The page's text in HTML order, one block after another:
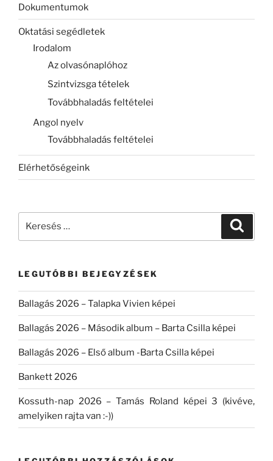
Dokumentumok
Oktatási segédletek
Irodalom
Az olvasónaplóhoz
Szintvizsga tételek
Továbbhaladás feltételei
Angol nyelv
Továbbhaladás feltételei
Elérhetőségeink
LEGUTÓBBI BEJEGYZÉSEK
Ballagás 2026 – Talapka Vivien képei
Ballagás 2026 – Második album – Barta Csilla képei
Ballagás 2026 – Első album -Barta Csilla képei
Bankett 2026
Kossuth-nap 2026 – Tamás Roland képei 3 (kivéve,
amelyiken rajta van :-))